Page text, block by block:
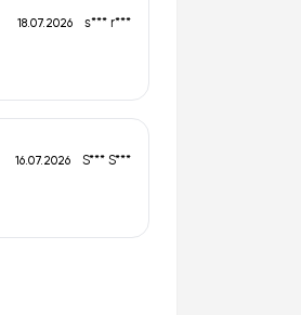
18.07.2026 s*** r***
16.07.2026 S*** S***